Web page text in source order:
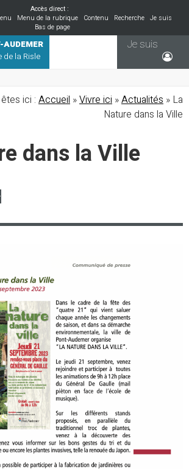
Accès direct :
Menu de la rubrique Contenu Recherche
Je suis
Bas de page
AUDEMER
de la Risle
Je suis
ici : Accueil »Vivre ici »Actualités » La
Nature dans la Ville
dans la Ville